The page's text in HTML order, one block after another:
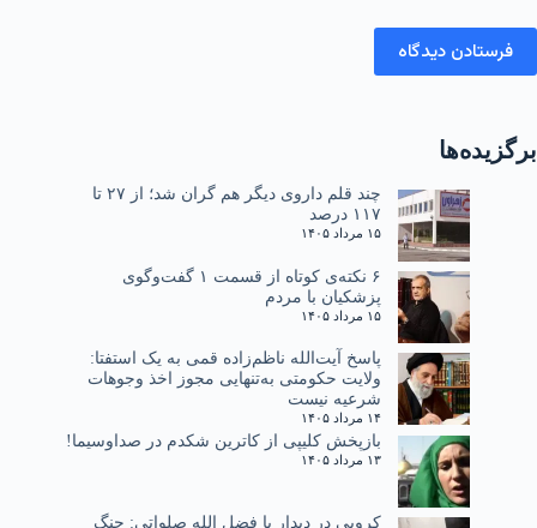
فرستادن دیدگاه
برگزیده‌ها
چند قلم داروی دیگر هم گران شد؛ از ۲۷ تا
۱۱۷ درصد
۱۵ مرداد ۱۴۰۵
۶ نکته‌ی کوتاه از قسمت ۱ گفت‌وگوی
پزشکیان با مردم
۱۵ مرداد ۱۴۰۵
پاسخ آیت‌الله ناظم‌زاده قمی به یک استفتا:
ولایت حکومتی به‌تنهایی مجوز اخذ وجوهات
شرعیه نیست
۱۴ مرداد ۱۴۰۵
بازپخش کلیپی از کاترین شکدم در صداوسیما!
۱۳ مرداد ۱۴۰۵
کروبی در دیدار با فضل الله صلواتی: جنگ